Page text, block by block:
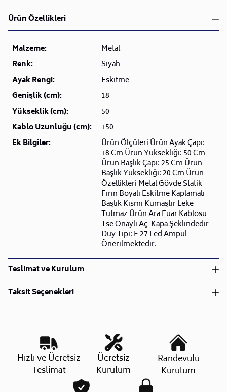
Ürün Özellikleri
Malzeme:
Metal
Renk:
Siyah
Ayak Rengi:
Eskitme
Genişlik (cm):
18
Yükseklik (cm):
50
Kablo Uzunluğu (cm):
150
Ek Bilgiler:
Ürün Ölçüleri Ürün Ayak Çapı:
18 Cm Ürün Yüksekliği: 50 Cm
Ürün Başlık Çapı: 25 Cm Ürün
Başlık Yüksekliği: 20 Cm Ürün
Özellikleri Metal Gövde Statik
Fırın Boyalı Eskitme Kaplamalı
Başlık Kısmı Kumaştır Leke
Tutmaz Ürün Ara Fuar Kablosu
Tse Onaylı Aç-Kapa Şeklindedir
Duy Tipi: E 27 Led Ampül
Önerilmektedir.
Teslimat ve Kurulum
Teslimat ve Kurulum
• Siparişlerinizi aldıktan sonra en kısa sürede işleme
Kargo süreçlerimizi güçlü lojistik ağımızla
destekleyerek, teslimatı en hızlı şekilde
gerçekleştiriyoruz.
Siparişiniz hazırlandığında kurulum ekiplerimiz sizin
ile iletişime geçip müsait olduğunuz tarihte teslimat
Taksit Seçenekleri
Taksit Sayısı Aylık Tutar
Toplam Tutar
Tek Çekim
1.847,20 TL
1.847,20 TL
Hızlı ve Ücretsiz
Teslimat
Ücretsiz
Kurulum
Randevulu
Kurulum